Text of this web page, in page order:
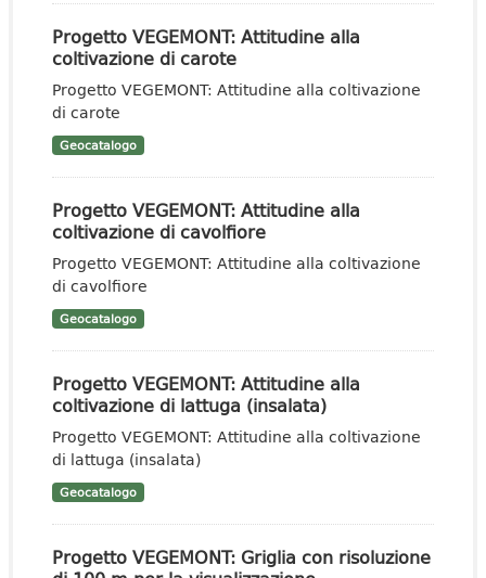
Progetto VEGEMONT: Attitudine alla
coltivazione di carote
Progetto VEGEMONT: Attitudine alla coltivazione
di carote
Geocatalogo
Progetto VEGEMONT: Attitudine alla
coltivazione di cavolfiore
Progetto VEGEMONT: Attitudine alla coltivazione
di cavolfiore
Geocatalogo
Progetto VEGEMONT: Attitudine alla
coltivazione di lattuga (insalata)
Progetto VEGEMONT: Attitudine alla coltivazione
di lattuga (insalata)
Geocatalogo
Progetto VEGEMONT: Griglia con risoluzione